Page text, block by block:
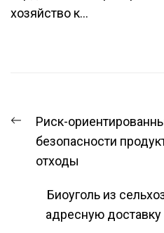
хозяйство к...
ПО
ЗАПИСЯМ
Предыдущая
запись:
Риск-
безопасности
отходы
Биоуголь из
адресную